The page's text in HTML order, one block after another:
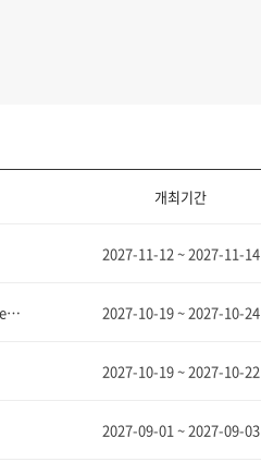
개최기간
2027-11-12 ~ 2027-11-14
서울 국제 항공우주 및 방위산업 전시회 [Seoul International Aerospace & Defense Exhibition] 2027-10-19 ~ 2027-10-24
2027-10-19 ~ 2027-10-22
2027-09-01 ~ 2027-09-03